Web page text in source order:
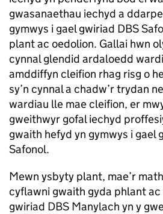
gwasanaethau iechyd a
gymwys i gael gwiriad DBS
plant ac oedolion. Gallai hwn
cynnal glendid ardaloedd
amddiffyn cleifion rhag risg o
sy’n cynnal a chadw’r trydan
wardiau lle mae cleifion, er
gweithwyr gofal iechyd
gwaith hefyd yn gymwys i gael
Safonol.
Mewn ysbyty plant, mae’r
cyflawni gwaith gyda phlant ac
gwiriad DBS Manylach yn y